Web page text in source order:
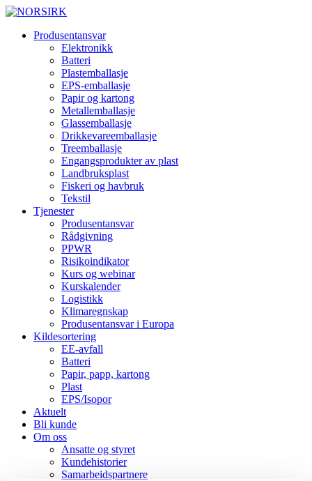
Produsentansvar
Elektronikk
Batteri
Plastemballasje
EPS-emballasje
Papir og kartong
Metallemballasje
Glassemballasje
Drikkevareemballasje
Treemballasje
Engangsprodukter av plast
Landbruksplast
Fiskeri og havbruk
Tekstil
Tjenester
Produsentansvar
Rådgivning
PPWR
Risikoindikator
Kurs og webinar
Kurskalender
Logistikk
Klimaregnskap
Produsentansvar i Europa
Kildesortering
EE-avfall
Batteri
Papir, papp, kartong
Plast
EPS/Isopor
Aktuelt
Bli kunde
Om oss
Ansatte og styret
Kundehistorier
Samarbeidspartnere